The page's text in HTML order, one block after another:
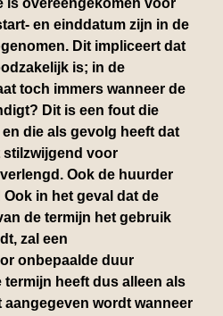
is overeengekomen voor
en einddatum zijn in de
Dit impliceert dat
is; in de
toch immers wanneer de
Dit is een fout die
die als gevolg heeft dat
voor
Ook de huurder
in het geval dat de
de termijn het gebruik
zal een
onbepaalde duur
termijn heeft dus alleen als
wordt wanneer